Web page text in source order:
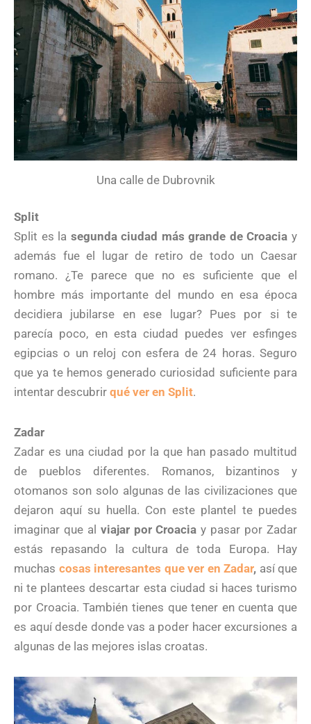
Una calle de Dubrovnik
Split
Split es la segunda ciudad más grande de Croacia y
además fue el lugar de retiro de todo un Caesar
romano. ¿Te parece que no es suficiente que el
hombre más importante del mundo en esa época
decidiera jubilarse en ese lugar? Pues por si te
parecía poco, en esta ciudad puedes ver esfinges
egipcias o un reloj con esfera de 24 horas. Seguro
que ya te hemos generado curiosidad suficiente para
intentar descubrir qué ver en Split.
Zadar
Zadar es una ciudad por la que han pasado multitud
de pueblos diferentes. Romanos, bizantinos y
otomanos son solo algunas de las civilizaciones que
dejaron aquí su huella. Con este plantel te puedes
imaginar que al viajar por Croacia y pasar por Zadar
estás repasando la cultura de toda Europa. Hay
muchas cosas interesantes que ver en Zadar, así que
ni te plantees descartar esta ciudad si haces turismo
por Croacia. También tienes que tener en cuenta que
es aquí desde donde vas a poder hacer excursiones a
algunas de las mejores islas croatas.